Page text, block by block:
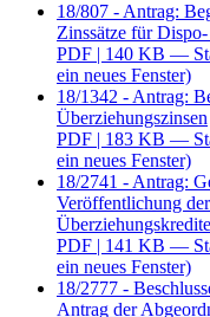
18/807 - Antrag:
Zinssätze für
PDF | 140 KB —
ein neues Fenster)
18/1342 - Antrag:
Überziehungszinsen
PDF | 183 KB —
ein neues Fenster)
18/2741 - Antrag:
Veröffentlichung
Überziehungskredite
PDF | 141 KB —
ein neues Fenster)
18/2777 -
Antrag der